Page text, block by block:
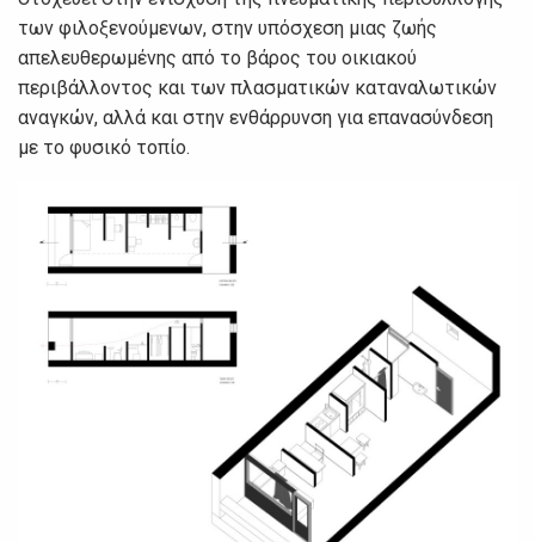
των φιλοξενούμενων, στην υπόσχεση μιας ζωής
απελευθερωμένης από το βάρος του οικιακού
περιβάλλοντος και των πλασματικών καταναλωτικών
αναγκών, αλλά και στην ενθάρρυνση για επανασύνδεση
με το φυσικό τοπίο. ­